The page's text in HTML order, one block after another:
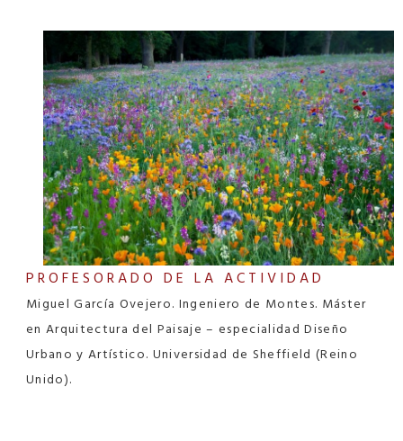
PROFESORADO DE LA ACTIVIDAD
Miguel García Ovejero. Ingeniero de Montes. Máster
en Arquitectura del Paisaje – especialidad Diseño
Urbano y Artístico. Universidad de Sheffield (Reino
Unido).